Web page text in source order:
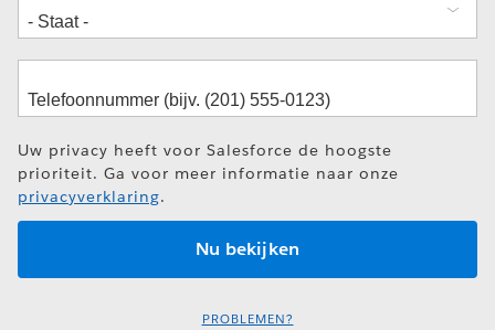
Uw privacy heeft voor Salesforce de hoogste
prioriteit. Ga voor meer informatie naar onze
privacyverklaring.
PROBLEMEN?